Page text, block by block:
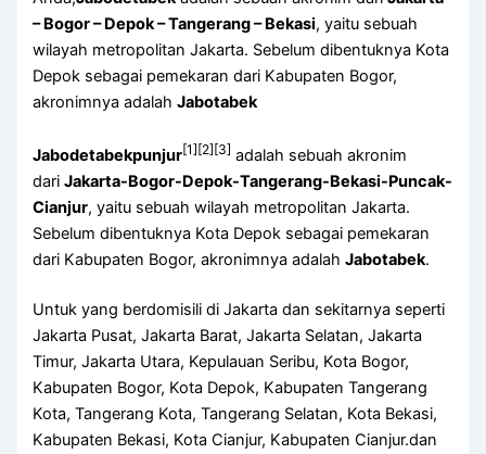
– Bogor – Depok – Tangerang – Bekasi, yaitu sebuah
wilayah metropolitan Jakarta. Sebelum dibentuknya Kota
Depok sebagai pemekaran dari Kabupaten Bogor,
akronimnya adalahJabotabek
Jabodetabekpunjur[1] [2] [3] adalah sebuah akronim
dariJakarta-Bogor-Depok-Tangerang-Bekasi-Puncak-
Cianjur, yaitu sebuah wilayah metropolitan Jakarta.
Sebelum dibentuknya Kota Depok sebagai pemekaran
dari Kabupaten Bogor, akronimnya adalahJabotabek.
Untuk yang berdomisili di Jakarta dan sekitarnya seperti
Jakarta Pusat, Jakarta Barat, Jakarta Selatan, Jakarta
Timur, Jakarta Utara, Kepulauan Seribu, Kota Bogor,
Kabupaten Bogor, Kota Depok, Kabupaten Tangerang
Kota, Tangerang Kota, Tangerang Selatan, Kota Bekasi,
Kabupaten Bekasi, Kota Cianjur, Kabupaten Cianjur.dan